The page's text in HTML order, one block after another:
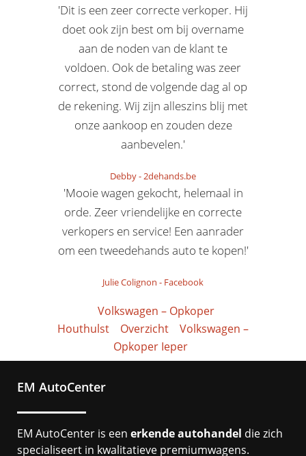
'Dit is een zeer correcte verkoper. Hij
doet ook zijn best om bij overname
aan de noden van de klant te
voldoen. Ook de betaling was zeer
correct, stond de volgende dag al op
de rekening. Wij zijn alleszins blij met
onze aankoop en zouden deze
aanbevelen.'
Debby-2dehands.be
'Mooie wagen gekocht, helemaal in
orde. Zeer vriendelijke en correcte
verkopers en service! Een aanrader
om een tweedehands auto te kopen!'
Julie Colignon - Facebook
Volkswagen – Opkoper
Houthulst
Overzicht
Volkswagen –
Opkoper Ieper
EM AutoCenter
EM AutoCenter is een erkende autohandel die zich
specialiseert in kwalitatieve premiumwagens.